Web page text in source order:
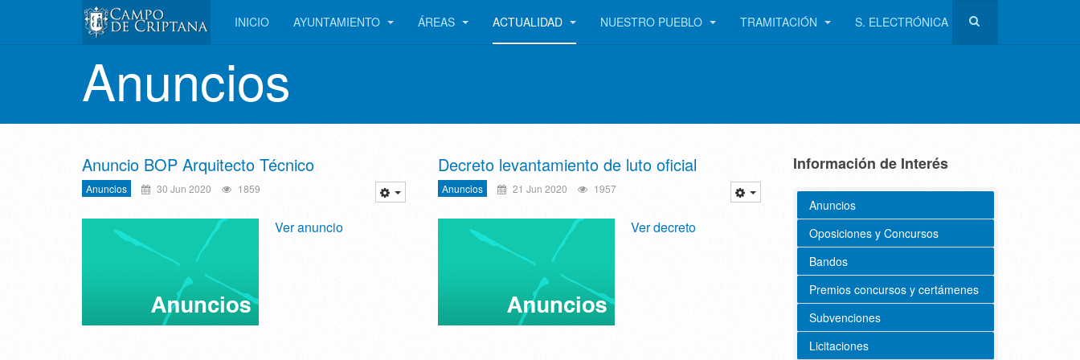
INICIO AYUNTAMIENTO ÁREAS ACTUALIDAD NUESTRO PUEBLO TRAMITACIÓN S. ELECTRÓNICA
Anuncios
Anuncio BOP Arquitecto Técnico
Anuncios 30 Jun 2020 1859
Ver anuncio
Decreto levantamiento de luto oficial
Anuncios 21 Jun 2020 1957
Ver decreto
Información de Interés
Anuncios
Oposiciones y Concursos
Bandos
Premios concursos y certámenes
Subvenciones
Licitaciones